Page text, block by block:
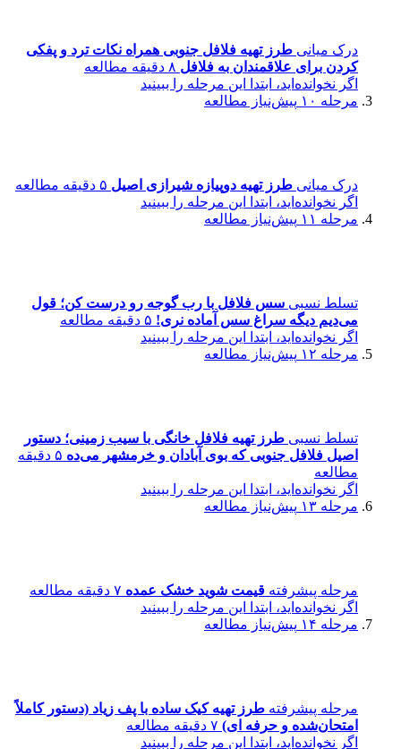
درک میانی طرز تهیه فلافل جنوبی همراه نکات ترد و پفکی
کردن برای علاقمندان به فلافل ۸ دقیقه مطالعه
اگر نخوانده‌اید، ابتدا این مرحله را ببینید
مرحله ۱۰
پیش‌نیاز مطالعه
درک میانی طرز تهیه دوپیازه شیرازی اصیل ۵ دقیقه مطالعه
اگر نخوانده‌اید، ابتدا این مرحله را ببینید
مرحله ۱۱
پیش‌نیاز مطالعه
تسلط نسبی سس فلافل با رب گوجه رو درست کن؛ قول
می‌دیم دیگه سراغ سس آماده نری! ۵ دقیقه مطالعه
اگر نخوانده‌اید، ابتدا این مرحله را ببینید
مرحله ۱۲
پیش‌نیاز مطالعه
تسلط نسبی طرز تهیه فلافل خانگی با سیب‌ زمینی؛ دستور
اصیل فلافل جنوبی که بوی آبادان و خرمشهر می‌ده
۵ دقیقه
مطالعه
اگر نخوانده‌اید، ابتدا این مرحله را ببینید
مرحله ۱۳
پیش‌نیاز مطالعه
مرحله پیشرفته قیمت شوید خشک عمده ۷ دقیقه مطالعه
اگر نخوانده‌اید، ابتدا این مرحله را ببینید
مرحله ۱۴
پیش‌نیاز مطالعه
مرحله پیشرفته طرز تهیه کیک ساده با پف زیاد (دستور کاملاً
امتحان‌شده و حرفه ای) ۷ دقیقه مطالعه
اگر نخوانده‌اید، ابتدا این مرحله را ببینید